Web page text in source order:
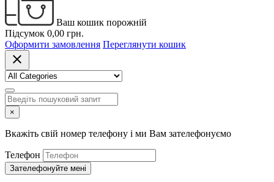
Ваш кошик порожній
Підсумок 0,00 грн.
Оформити замовлення Переглянути кошик
close
×
Вкажіть свій номер телефону і ми Вам зателефонуємо
Телефон
Зателефонуйте мені